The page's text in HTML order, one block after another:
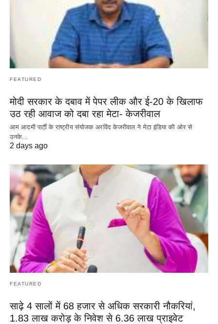
FEATURED
मोदी सरकार के दबाव में पेपर लीक और ई-20 के खिलाफ
उठ रही आवाज को दबा रहा मेटा- केजरीवाल
आम आदमी पार्टी के राष्ट्रीय संयोजक अरविंद केजरीवाल ने मेटा इंडिया की ओर से
उनके…
2 days ago
FEATURED
साढ़े 4 सालों में 68 हजार से अधिक सरकारी नौकरियां,
1.83 लाख करोड़ के निवेश से 6.36 लाख प्राइवेट